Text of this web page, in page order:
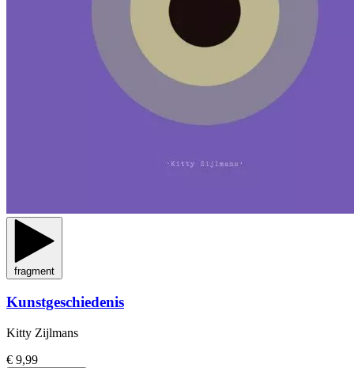
fragment
Kunstgeschiedenis
Kitty Zijlmans
€ 9,99